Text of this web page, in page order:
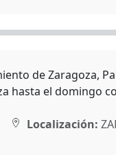
de Zaragoza,
hasta el domingo
Localización: